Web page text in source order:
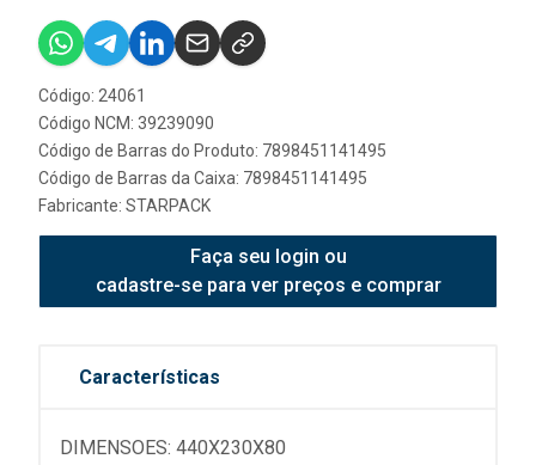
Código: 24061
Código NCM: 39239090
Código de Barras do Produto: 7898451141495
Código de Barras da Caixa: 7898451141495
Fabricante: STARPACK
Faça seu login ou
cadastre-se para ver preços e comprar
Características
DIMENSOES: 440X230X80